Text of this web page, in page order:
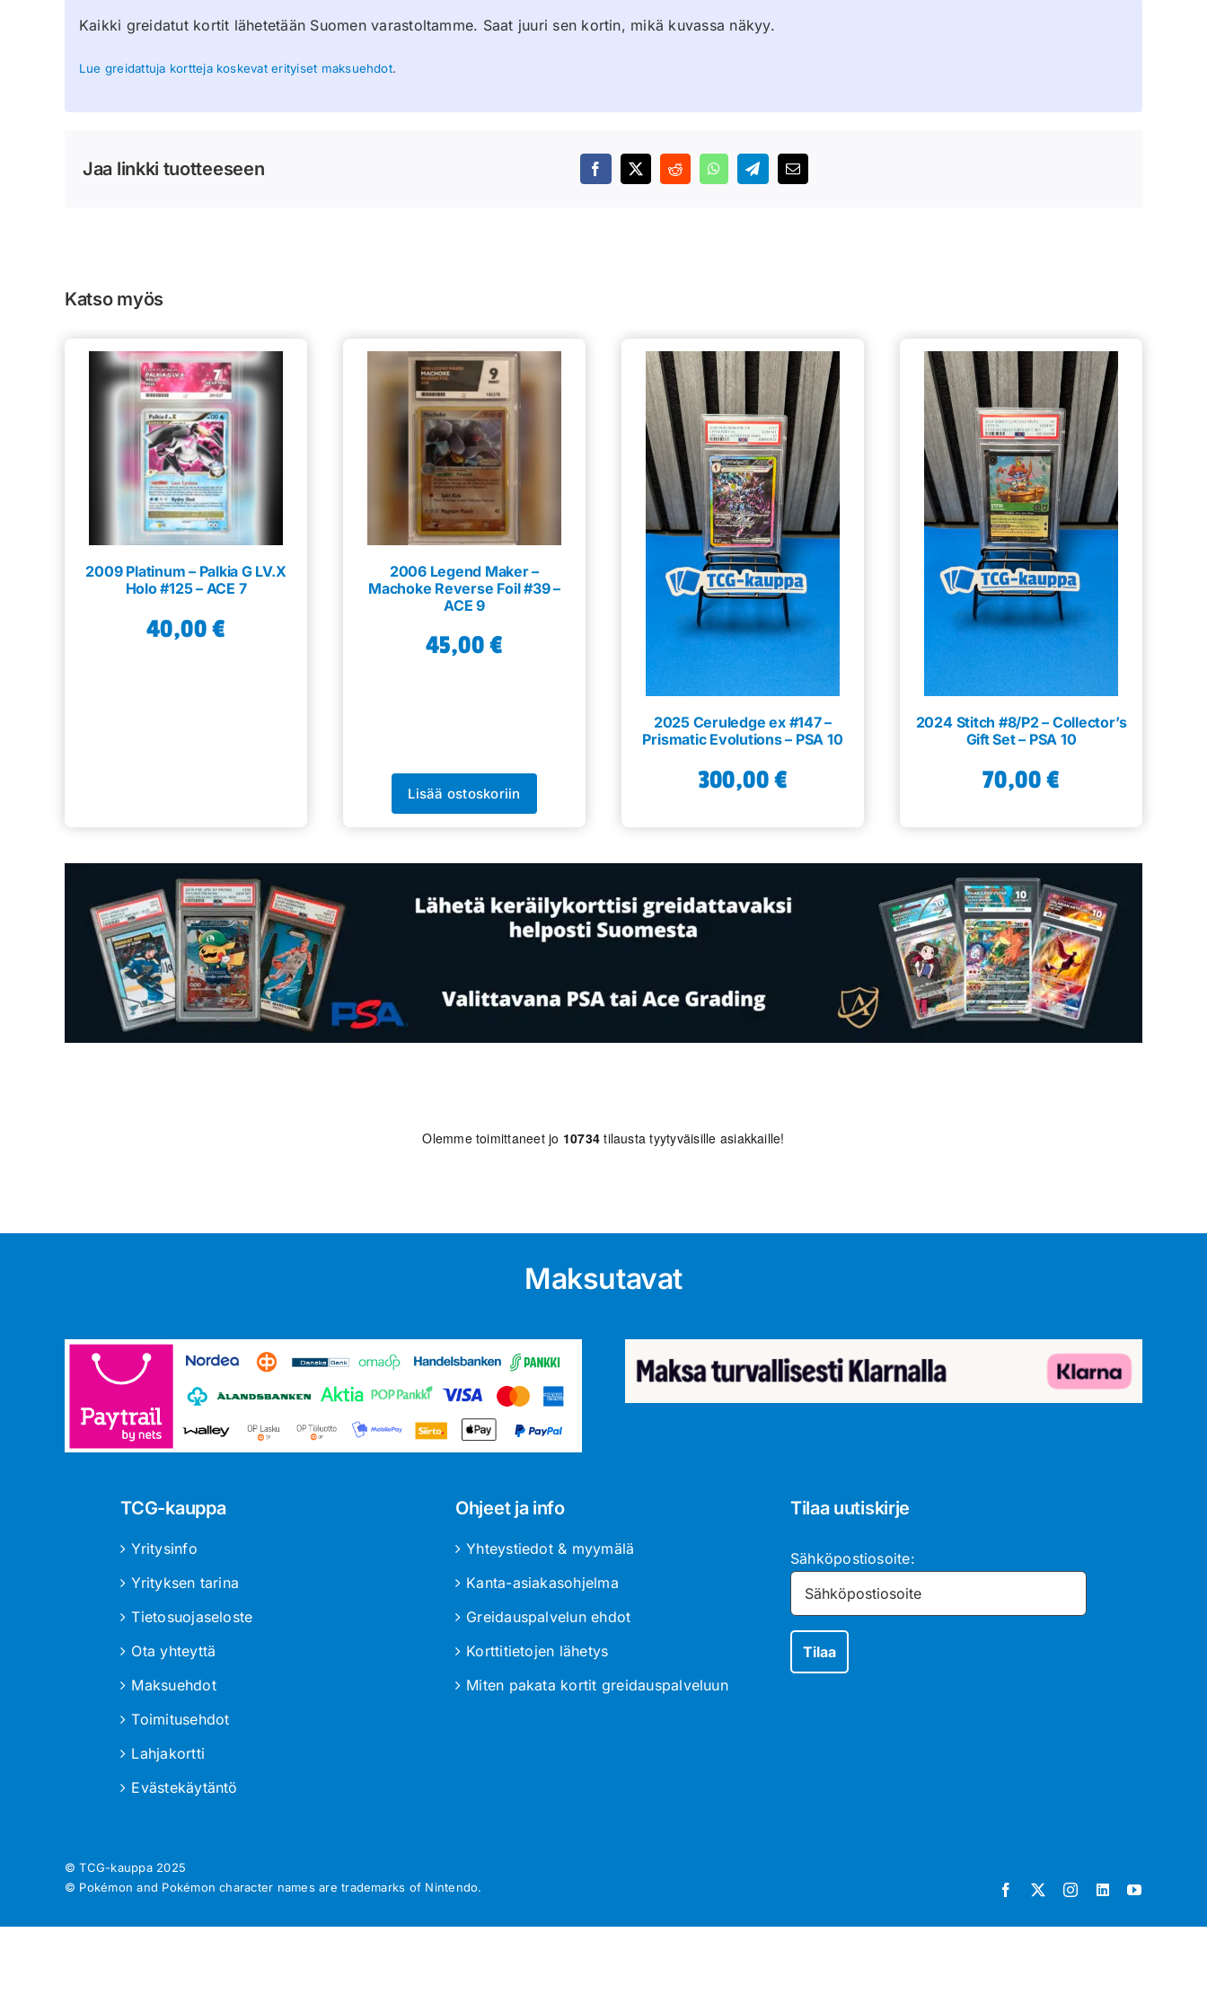
Kaikki greidatut kortit lähetetään Suomen varastoltamme. Saat juuri sen kortin, mikä kuvassa näkyy.
Lue greidattuja kortteja koskevat erityiset maksuehdot.
Jaa linkki tuotteeseen
Katso myös
2009 Platinum – Palkia G LV.X
Holo #125 – ACE 7
40,00€
2006 Legend Maker –
Machoke Reverse Foil #39 –
ACE 9
45,00€
Lisää ostoskoriin
2025 Ceruledge ex #147 –
Prismatic Evolutions – PSA 10
300,00€
2024 Stitch #8/P2 – Collector’s
Gift Set – PSA 10
70,00€
Olemme toimittaneet jo 10734 tilausta tyytyväisille asiakkaille!
Maksutavat
TCG-kauppa
Yritysinfo
Yrityksen tarina
Tietosuojaseloste
Ota yhteyttä
Maksuehdot
Toimitusehdot
Lahjakortti
Evästekäytäntö
Ohjeet ja info
Yhteystiedot & myymälä
Kanta-asiakasohjelma
Greidauspalvelun ehdot
Korttitietojen lähetys
Miten pakata kortit greidauspalveluun
Tilaa uutiskirje
Sähköpostiosoite:
© TCG-kauppa 2025
© Pokémon and Pokémon character names are trademarks of Nintendo.